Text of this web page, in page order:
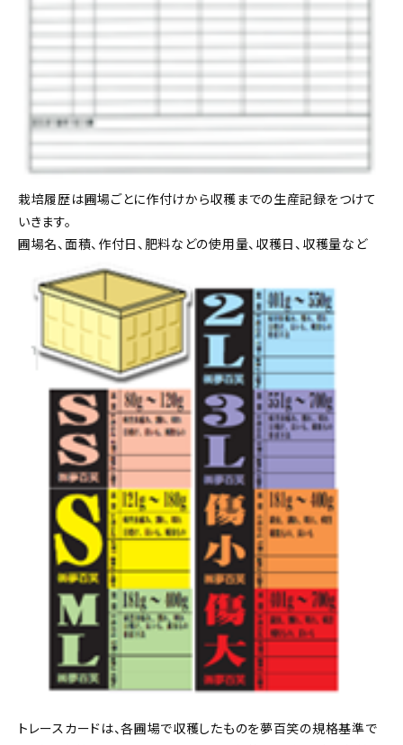
栽培履歴は圃場ごとに作付けから収穫までの生産記録をつけて
いきます。
圃場名、面積、作付日、肥料などの使用量、収穫日、収穫量など
トレースカードは、各圃場で収穫したものを夢百笑の規格基準で